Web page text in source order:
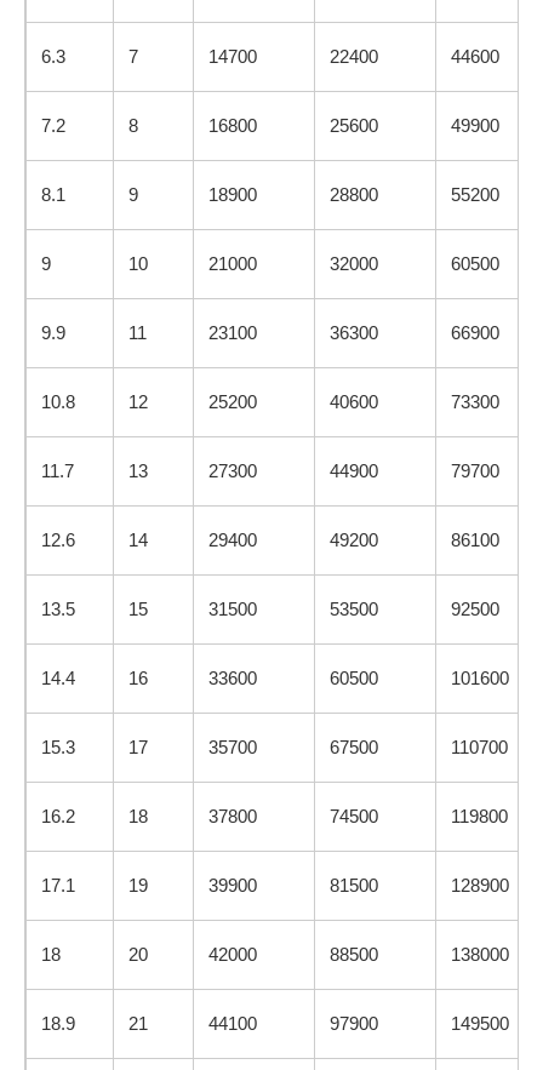
6.3 7 14700 22400 44600
7.2 8 16800 25600 49900
8.1 9 18900 28800 55200
9 10 21000 32000 60500
9.9 11 23100 36300 66900
10.8 12 25200 40600 73300
11.7 13 27300 44900 79700
12.6 14 29400 49200 86100
13.5 15 31500 53500 92500
14.4 16 33600 60500 101600
15.3 17 35700 67500 110700
16.2 18 37800 74500 119800
17.1 19 39900 81500 128900
18 20 42000 88500 138000
18.9 21 44100 97900 149500